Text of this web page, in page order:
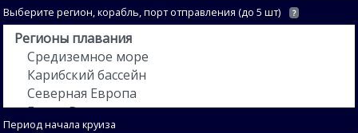
Выберите регион, корабль, порт отправления (до 5 шт) ?
Период начала круиза